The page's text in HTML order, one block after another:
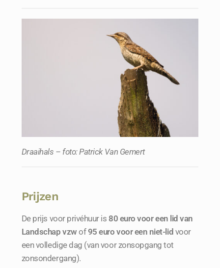
Draaihals – foto: Patrick Van Gemert
Prijzen
De prijs voor privéhuur is 80 euro voor een lid van
Landschap vzwof95 euro voor een niet-lid voor
een volledige dag (van voor zonsopgang tot
zonsondergang).